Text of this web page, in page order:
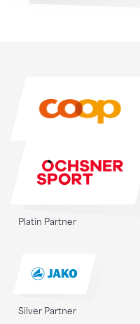
Platin Partner
Silver Partner